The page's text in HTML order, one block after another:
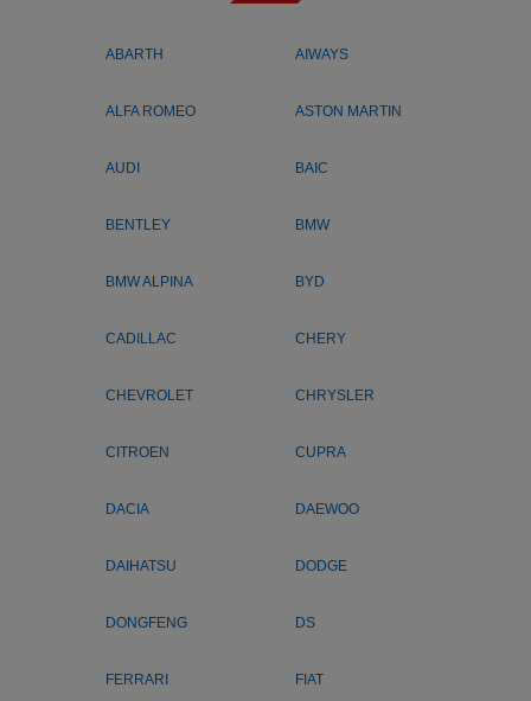
ABARTH AIWAYS
ALFA ROMEO ASTON MARTIN
AUDI BAIC
BENTLEY BMW
BMW ALPINA BYD
CADILLAC CHERY
CHEVROLET CHRYSLER
CITROEN CUPRA
DACIA DAEWOO
DAIHATSU DODGE
DONGFENG DS
FERRARI FIAT